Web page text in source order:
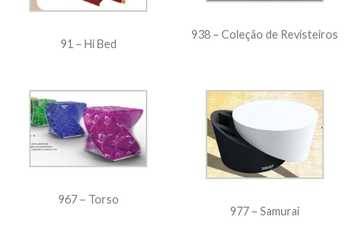
91 – Hi Bed
938 – Coleção de Revisteiros
967 – Torso
977 – Samurai